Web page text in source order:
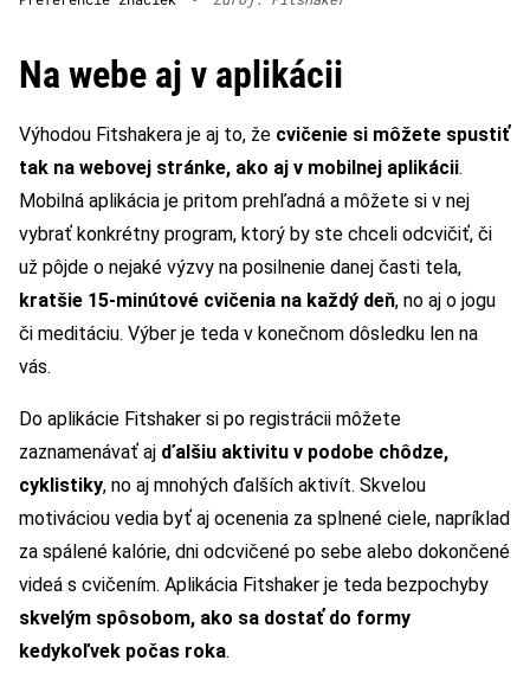
Na webe aj v aplikácii
Výhodou Fitshakera je aj to, že cvičenie si môžete spustiť
tak na webovej stránke, ako aj v mobilnej aplikácii.
Mobilná aplikácia je pritom prehľadná a môžete si v nej
vybrať konkrétny program, ktorý by ste chceli odcvičiť, či
už pôjde o nejaké výzvy na posilnenie danej časti tela,
kratšie 15-minútové cvičenia na každý deň, no aj o jogu
či meditáciu. Výber je teda v konečnom dôsledku len na
vás.
Do aplikácie Fitshaker si po registrácii môžete
zaznamenávať aj ďalšiu aktivitu v podobe chôdze,
cyklistiky, no aj mnohých ďalších aktivít. Skvelou
motiváciou vedia byť aj ocenenia za splnené ciele, napríklad
za spálené kalórie, dni odcvičené po sebe alebo dokončené
videá s cvičením. Aplikácia Fitshaker je teda bezpochyby
skvelým spôsobom, ako sa dostať do formy
kedykoľvek počas roka.